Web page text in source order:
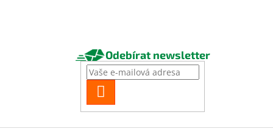
Odebírat newsletter
SE